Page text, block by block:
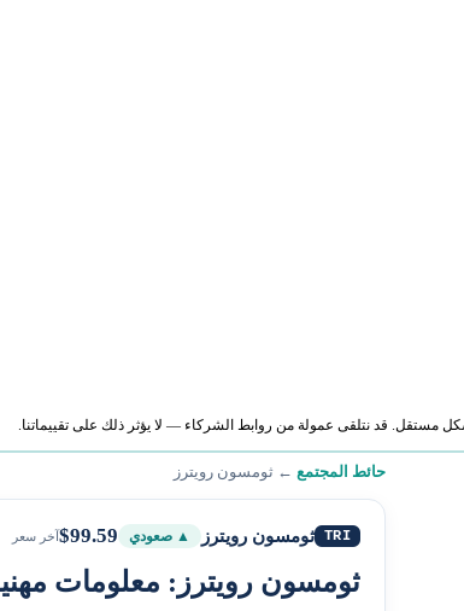
مستقل. قد نتلقى عمولة من روابط الشركاء — لا يؤثر ذلك على تقييماتنا.
حائط المجتمع ← ثومسون رويترز
TRI ثومسون رويترز ▲ صعودي $99.59آخر سعر
ثومسون رويترز: معلومات